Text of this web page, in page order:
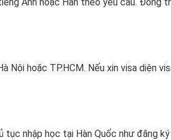
Nội hoặc TP.HCM. Nếu xin visa
nhập học tại Hàn Quốc như đăng